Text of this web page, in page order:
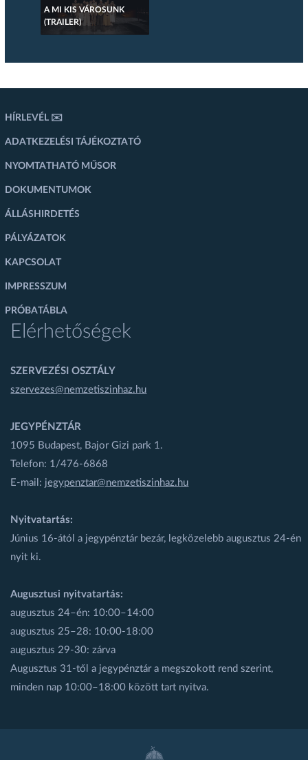
A MI KIS VÁROSUNK
(TRAILER)
HÍRLEVÉL ✉️
ADATKEZELÉSI TÁJÉKOZTATÓ
NYOMTATHATÓ MŰSOR
DOKUMENTUMOK
ÁLLÁSHIRDETÉS
PÁLYÁZATOK
KAPCSOLAT
IMPRESSZUM
PRÓBATÁBLA
Elérhetőségek
SZERVEZÉSI OSZTÁLY
szervezes@nemzetiszinhaz.hu
JEGYPÉNZTÁR
1095 Budapest, Bajor Gizi park 1.
Telefon: 1/476-6868
E-mail: jegypenztar@nemzetiszinhaz.hu
Nyitvatartás:
Június 16-ától a jegypénztár bezár, legközelebb augusztus 24-én
nyit ki.
Augusztusi nyitvatartás:
augusztus 24–én: 10:00–14:00
augusztus 25–28: 10:00-18:00
augusztus 29-30: zárva
Augusztus 31-től a jegypénztár a megszokott rend szerint,
minden nap 10:00–18:00 között tart nyitva.